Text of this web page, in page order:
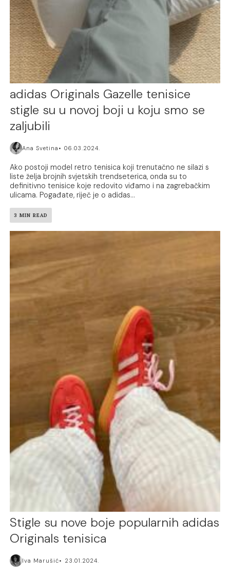
adidas Originals Gazelle tenisice
stigle su u novoj boji u koju smo se
zaljubili
Ana Svetina 06.03.2024.
Ako postoji model retro tenisica koji trenutačno ne silazi s
liste želja brojnih svjetskih trendseterica, onda su to
definitivno tenisice koje redovito viđamo i na zagrebačkim
ulicama. Pogađate, riječ je o adidas...
3 MIN READ
Stigle su nove boje popularnih adidas
Originals tenisica
Iva Marušić 23.01.2024.